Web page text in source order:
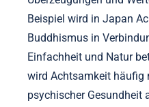
Kulturelle Anpassungen
erhöhen ihre Relevanz
verschiedenen
Meditation, Yoga und